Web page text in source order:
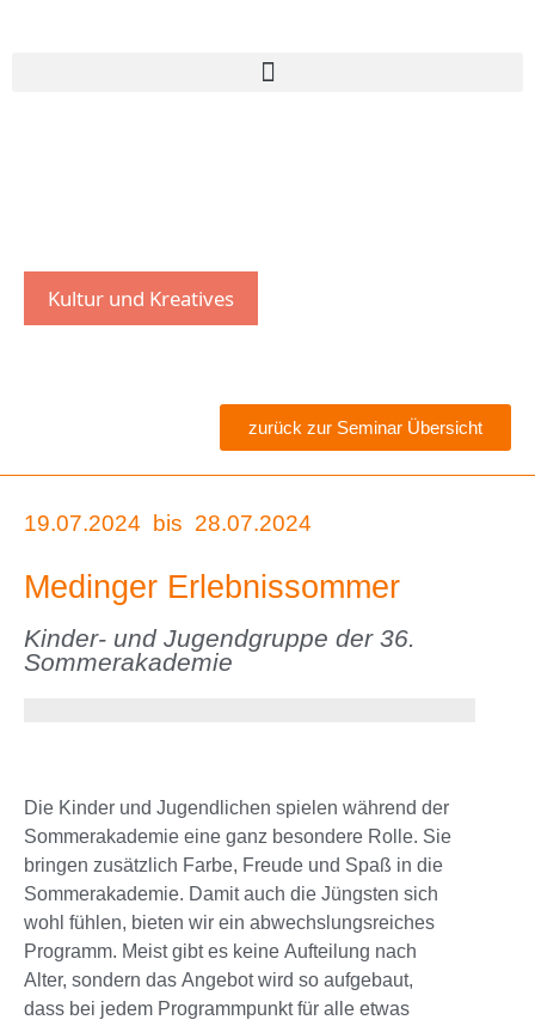
Kultur und Kreatives
zurück zur Seminar Übersicht
19.07.2024 bis 28.07.2024
Medinger Erlebnissommer
Kinder- und Jugendgruppe der 36.
Sommerakademie
Die Kinder und Jugendlichen spielen während der
Sommerakademie eine ganz besondere Rolle. Sie
bringen zusätzlich Farbe, Freude und Spaß in die
Sommerakademie. Damit auch die Jüngsten sich
wohl fühlen, bieten wir ein abwechslungsreiches
Programm. Meist gibt es keine Aufteilung nach
Alter, sondern das Angebot wird so aufgebaut,
dass bei jedem Programmpunkt für alle etwas